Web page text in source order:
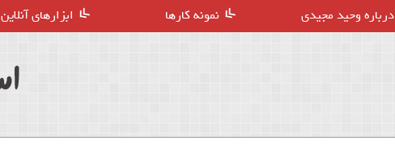
درباره وحید مجیدی نمونه کارها ابزارهای آنلاین